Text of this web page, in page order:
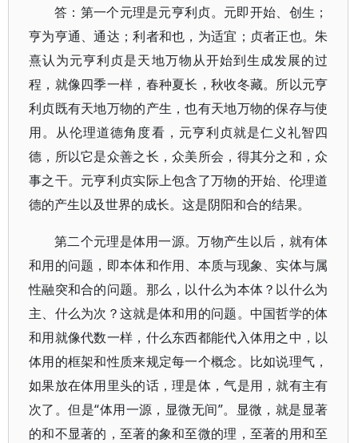
答：第一个元理是元亨利贞。元即开始、创生；
亨为亨通、通达；利者和也，为适宜；贞者正也。朱
熹认为元亨利贞是天地万物从开始到生成发展的过
程，就像四季一样，春种夏长，秋收冬藏。所以元亨
利贞既有天地万物的产生，也有天地万物的保存与使
用。从伦理道德角度看，元亨利贞就是仁义礼智四
德，所以它是众善之长，众美所会，得其分之和，众
事之干。元亨利贞实际上包含了万物的开始、伦理道
德的产生以及世界的成长。这是阴阳和合的结果。
第二个元理是体用一源。万物产生以后，就有体
和用的问题，即本体和作用、本质与现象、实体与属
性融突和合的问题。那么，以什么为本体？以什么为
主、什么为次？这就是体和用的问题。中国哲学的体
和用就像代数一样，什么东西都能代入体用之中，以
体用的框架和性质来规定每一个概念。比如说理气，
如果放在体用里头的话，理是体，气是用，就有主有
次了。但是“体用一源，显微无间”。显微，就是显著
的和不显著的，至著的象和至微的理，至著的用和至